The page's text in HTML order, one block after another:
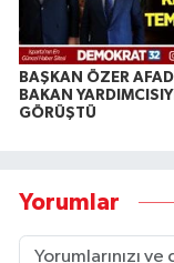
BAŞKAN ÖZER
BAKAN
GÖRÜŞTÜ
Yorumlar